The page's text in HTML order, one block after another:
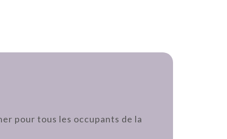
pour tous les occupants de la